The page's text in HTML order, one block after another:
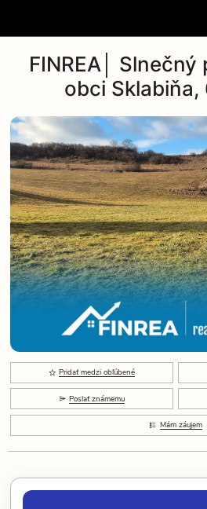
FINREA│
obci
Pridať medzi obľúbené
Poslať známemu
Mám záujem